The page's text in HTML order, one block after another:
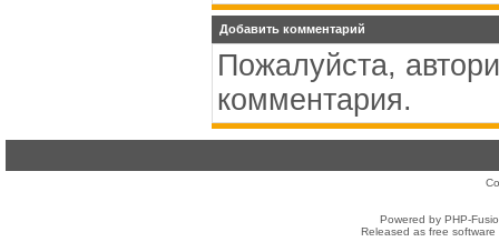
Добавить комментарий
Пожалуйста,
комментария.
Powered by PHP-
Released as free